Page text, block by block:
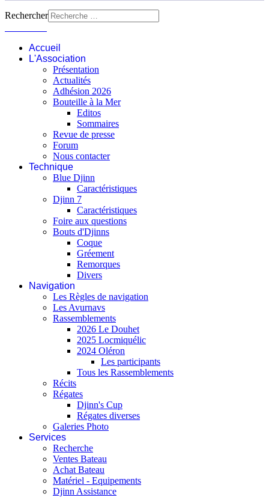
Rechercher
Accueil
L'Association
Présentation
Actualités
Adhésion 2026
Bouteille à la Mer
Editos
Sommaires
Revue de presse
Forum
Nous contacter
Technique
Blue Djinn
Caractéristiques
Djinn 7
Caractéristiques
Foire aux questions
Bouts d'Djinns
Coque
Gréement
Remorques
Divers
Navigation
Les Règles de navigation
Les Avurnavs
Rassemblements
2026 Le Douhet
2025 Locmiquélic
2024 Oléron
Les participants
Tous les Rassemblements
Récits
Régates
Djinn's Cup
Régates diverses
Galeries Photo
Services
Recherche
Ventes Bateau
Achat Bateau
Matériel - Equipements
Djinn Assistance